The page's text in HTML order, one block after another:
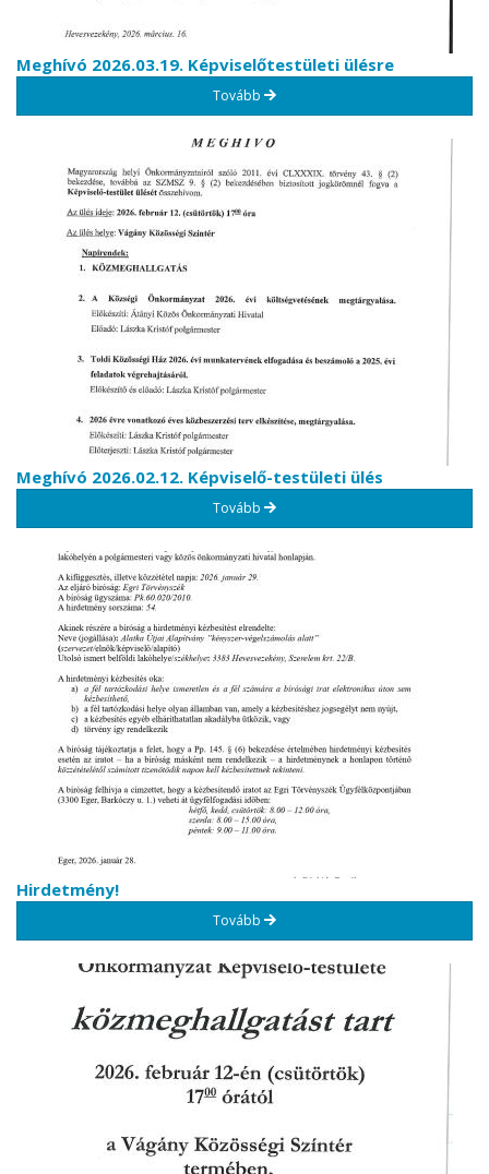
Meghívó 2026.03.19. Képviselőtestületi ülésre
Tovább
Meghívó 2026.02.12. Képviselő-testületi ülés
Tovább
Hirdetmény!
Tovább